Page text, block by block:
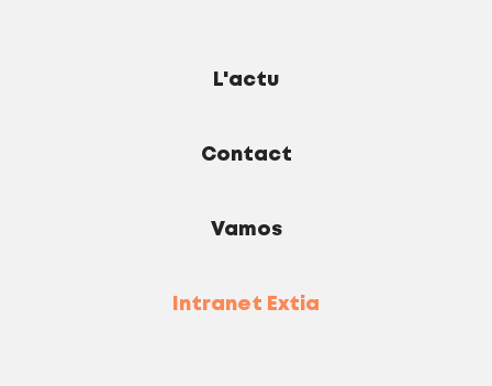
L'actu
Contact
Vamos
Intranet Extia